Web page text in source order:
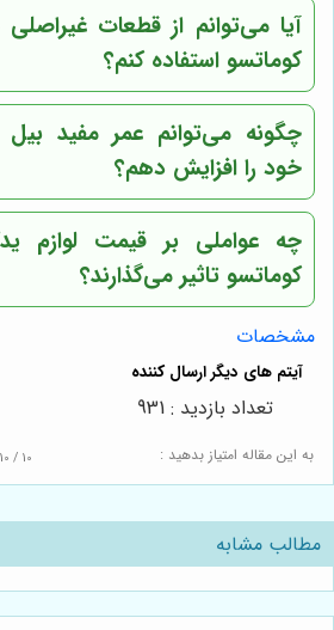
آیا می‌توانم از قطعات
کوماتسو استفاده کنم؟
چگونه می‌توانم عمر مفید بیل
خود را افزایش دهم؟
چه عواملی بر قیمت لوازم
کوماتسو تاثیر می‌گذارند؟
مشخصات
به این مقاله امتیاز بدهید : 10 / 10
تعداد بازدید : 931
مطالب مشابه